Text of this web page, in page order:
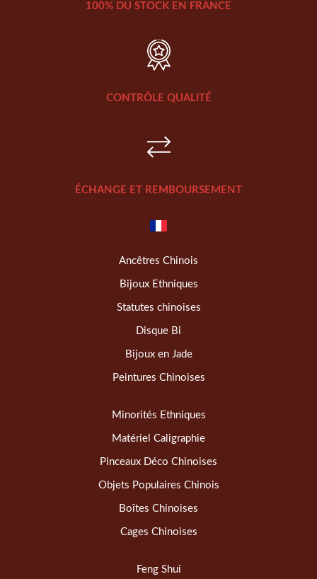
100% DU STOCK EN FRANCE
CONTRÔLE QUALITÉ
ÉCHANGE ET REMBOURSEMENT
Ancêtres Chinois
Bijoux Ethniques
Statutes chinoises
Disque Bi
Bijoux en Jade
Peintures Chinoises
Minorités Ethniques
Matériel Caligraphie
Pinceaux Déco Chinoises
Objets Populaires Chinois
Boîtes Chinoises
Cages Chinoises
Feng Shui